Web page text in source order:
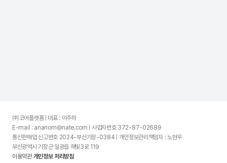
㈜코어플랫폼 | 대표 : 이주하
E-mail : ananom@nate.com | 사업자번호 372-87-02689
통신판매업 신고번호 2024-부산기장-0384 | 개인정보관리책임자 : 노현우
부산광역시 기장군 일광읍 해빛3로 119
이용약관 개인정보 처리방침